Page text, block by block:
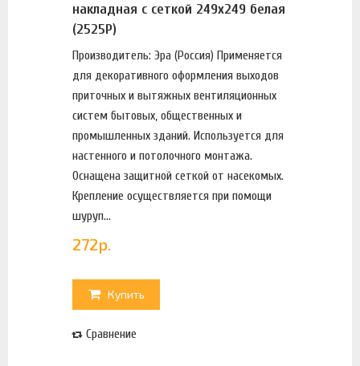
накладная с сеткой 249х249 белая
(2525Р)
Производитель: Эра (Россия) Применяется
для декоративного оформления выходов
приточных и вытяжных вентиляционных
систем бытовых, общественных и
промышленных зданий. Используется для
настенного и потолочного монтажа.
Оснащена защитной сеткой от насекомых.
Крепление осуществляется при помощи
шуруп...
272р.
Купить
Сравнение